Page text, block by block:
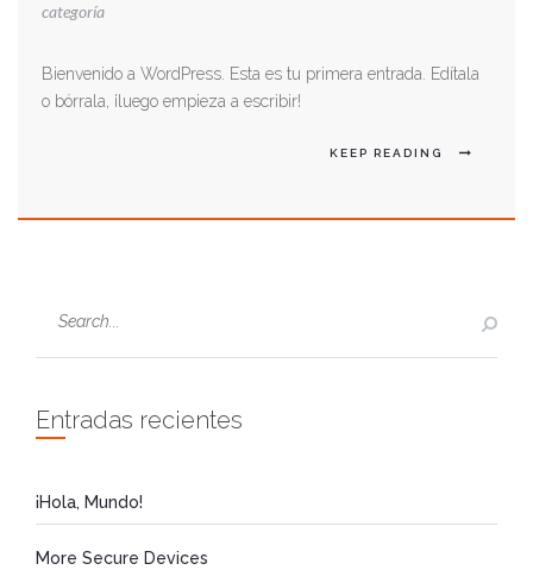
categoría
Bienvenido a WordPress. Esta es tu primera entrada. Edítala
o bórrala, ¡luego empieza a escribir!
KEEP READING
Entradas recientes
¡Hola, Mundo!
More Secure Devices